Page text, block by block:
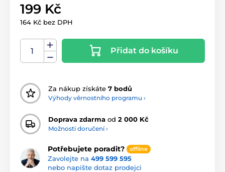
199 Kč
164 Kč bez DPH
Přidat do košíku
Za nákup získáte 7 bodů
Výhody věrnostního programu ›
Doprava zdarma od 2 000 Kč
Možnosti doručení ›
Potřebujete poradit? offline
Zavolejte na 499 599 595
nebo napište dotaz prodejci